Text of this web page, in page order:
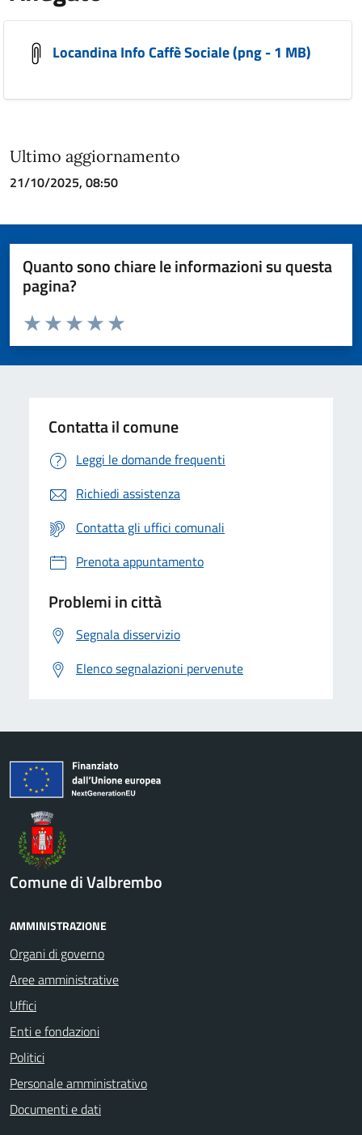
Locandina Info Caffè Sociale (png - 1 MB)
Ultimo aggiornamento
21/10/2025, 08:50
Quanto sono chiare le informazioni su questa
pagina?
Valuta da 1 a 5 stelle la pagina
Valuta 5 stelle su 5
Valuta 4 stelle su 5
Valuta 3 stelle su 5
Valuta 2 stelle su 5
Valuta 1 stelle su 5
Contatta il comune
Leggi le domande frequenti
Richiedi assistenza
Contatta gli uffici comunali
Prenota appuntamento
Problemi in città
Segnala disservizio
Elenco segnalazioni pervenute
Comune di Valbrembo
AMMINISTRAZIONE
Organi di governo
Aree amministrative
Uffici
Enti e fondazioni
Politici
Personale amministrativo
Documenti e dati